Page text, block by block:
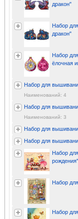
дракон"
Набор
дракон"
Набор
ёлочная
Набор для
Наименований: 4
Набор для
Наименований: 3
Набор для
Набор для
Набор
рождения"
Набор
Набор